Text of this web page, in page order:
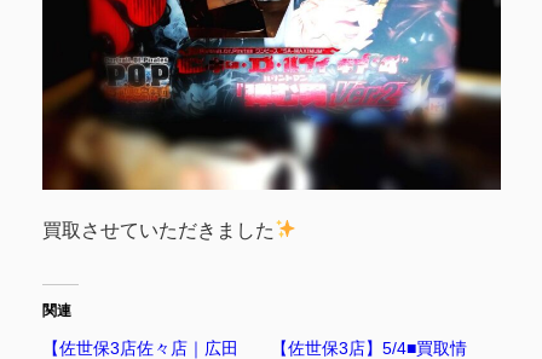
買取させていただきました
関連
【佐世保3店佐々店｜広田
【佐世保3店】5/4■買取情